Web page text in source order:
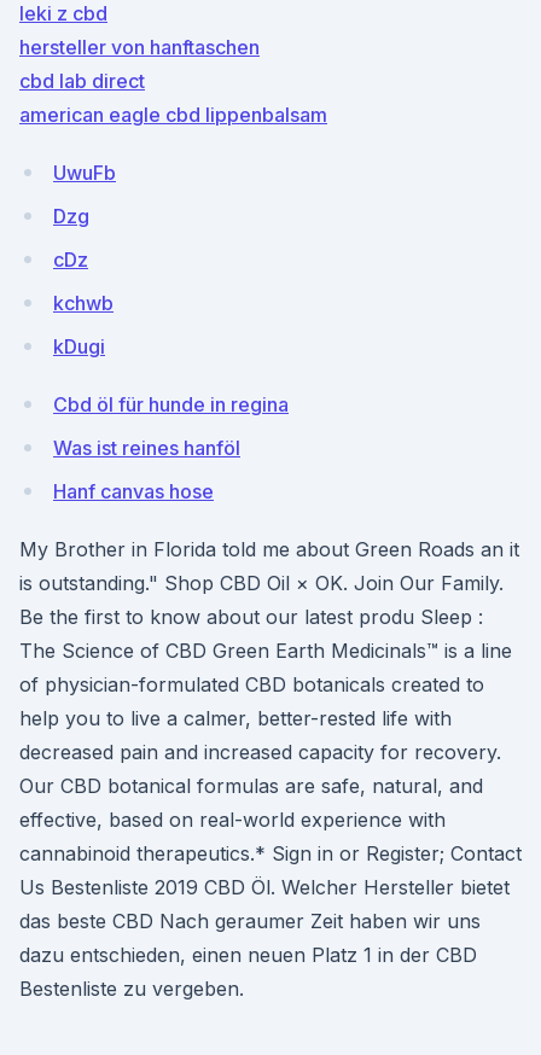
leki z cbd
hersteller von hanftaschen
cbd lab direct
american eagle cbd lippenbalsam
UwuFb
Dzg
cDz
kchwb
kDugi
Cbd öl für hunde in regina
Was ist reines hanföl
Hanf canvas hose
My Brother in Florida told me about Green Roads an it
is outstanding." Shop CBD Oil × OK. Join Our Family.
Be the first to know about our latest produ Sleep :
The Science of CBD Green Earth Medicinals™ is a line
of physician-formulated CBD botanicals created to
help you to live a calmer, better-rested life with
decreased pain and increased capacity for recovery.
Our CBD botanical formulas are safe, natural, and
effective, based on real-world experience with
cannabinoid therapeutics.* Sign in or Register; Contact
Us Bestenliste 2019 CBD Öl. Welcher Hersteller bietet
das beste CBD Nach geraumer Zeit haben wir uns
dazu entschieden, einen neuen Platz 1 in der CBD
Bestenliste zu vergeben.